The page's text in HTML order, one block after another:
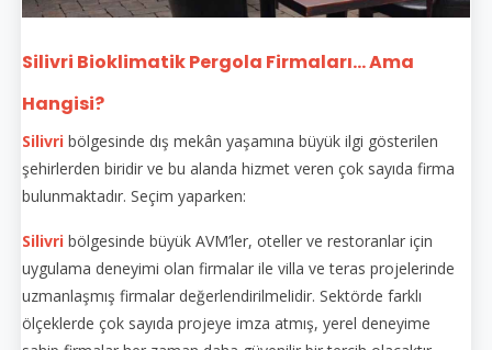
Silivri Bioklimatik Pergola Firmaları... Ama
Hangisi?
Silivri bölgesinde dış mekân yaşamına büyük ilgi gösterilen
şehirlerden biridir ve bu alanda hizmet veren çok sayıda firma
bulunmaktadır. Seçim yaparken:
Silivri bölgesinde büyük AVM’ler, oteller ve restoranlar için
uygulama deneyimi olan firmalar ile villa ve teras projelerinde
uzmanlaşmış firmalar değerlendirilmelidir. Sektörde farklı
ölçeklerde çok sayıda projeye imza atmış, yerel deneyime